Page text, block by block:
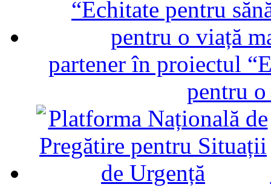
partener în proiectul
pentru